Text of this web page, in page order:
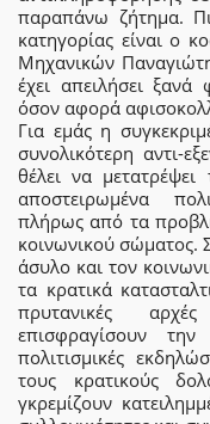
παραπάνω ζήτημα.
κατηγορίας είναι ο
Μηχανικών
έχει απειλήσει ξανά
όσον αφορά
Για εμάς η
συνολικότερη αντι-
θέλει να
αποστειρωμένα
πλήρως από τα
κοινωνικού σώματος.
άσυλο και τον
τα κρατικά
πρυτανικές
επισφραγίσουν
πολιτισμικές
τους κρατικούς
γκρεμίζουν